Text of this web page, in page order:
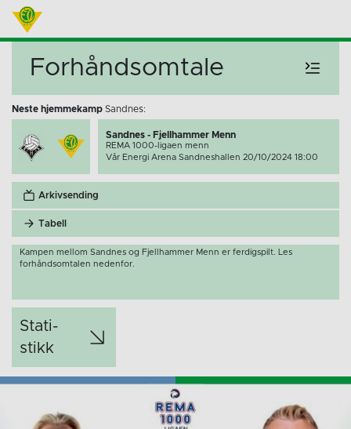
Forhåndsomtale
Neste hjemmekamp Sandnes:
Sandnes - Fjellhammer Menn
REMA 1000-ligaen menn
Vår Energi Arena Sandneshallen 20/10/2024 18:00
Arkivsending
Tabell
Kampen mellom Sandnes og Fjellhammer Menn er ferdigspilt. Les
forhåndsomtalen nedenfor.
Stati­
stikk